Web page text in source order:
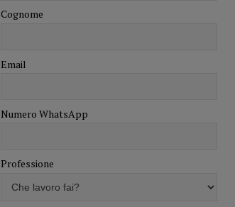
Cognome
Email
Numero WhatsApp
Professione